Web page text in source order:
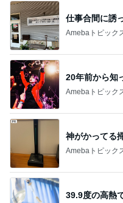
仕事合間に誘
Amebaトピック
20年前から知
Amebaトピック
神がかってる
Amebaトピック
39.9度の高熱